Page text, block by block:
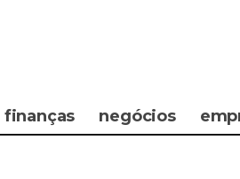
finanças negócios